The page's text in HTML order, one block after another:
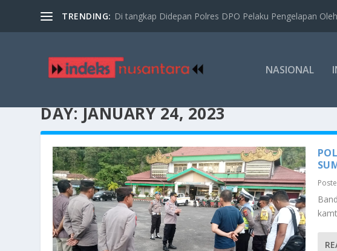
TRENDING: Di tangkap Didepan Polres DPO Pelaku Pengelapan
NASIONAL
DAY:JANUARY 24, 2023